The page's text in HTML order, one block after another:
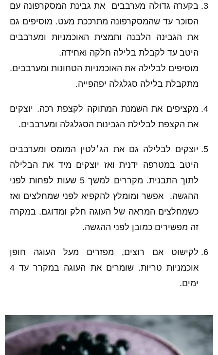
בקערה גדולה מערבבים
את גבינת המסקרפונה עם
הסוכר עד שהמסקרפונה מתרככת מעט. מוסיפים גם
את הגבינה הלבנה ותמצית האוכמניות ומערבבים
היטב עד לקבלת בלילה חלקה ואחידה.
מוסיפים לבלילה את האוכמניות הטחונות ומערבבים.
מתקבלת בלילה סגלגלה יפהפייה.
מקציפים את השמנת המתוקה לקצפת רכה. יוצקים
את הקצפת לבלילת הגבינות הסגלגלה ומערבבים.
יוצקים לבלילה גם את הג׳לטין המומס ומערבבים
היטב במטרפה ידנית ואז יוצקים מיד את הבלילה
לתוך התבנית. מקררים למשך 5 שעות לפחות לפני
ההגשה.
אפשר ומומלץ להקפיא לפני שמחלצים ואז
כשמחלצים המראה של העוגה חלק ומדוגם. במקרה
זה מפשירים כמובן לפני ההגשה.
לקישוט אם רוצים, מפזרים מעל העוגה חופן
אוכמניות טריות. שומרים את העוגה במקרר עד 4
ימים.